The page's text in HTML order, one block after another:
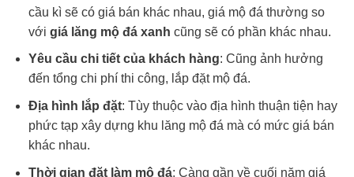
cầu kì sẽ có giá bán khác nhau, giá mộ đá thường so
với giá lăng mộ đá xanh cũng sẽ có phần khác nhau.
Yêu cầu chi tiết của khách hàng: Cũng ảnh hưởng
đến tổng chi phí thi công, lắp đặt mộ đá.
Địa hình lắp đặt: Tùy thuộc vào địa hình thuận tiện hay
phức tạp xây dựng khu lăng mộ đá mà có mức giá bán
khác nhau.
Thời gian đặt làm mộ đá: Càng gần về cuối năm giá